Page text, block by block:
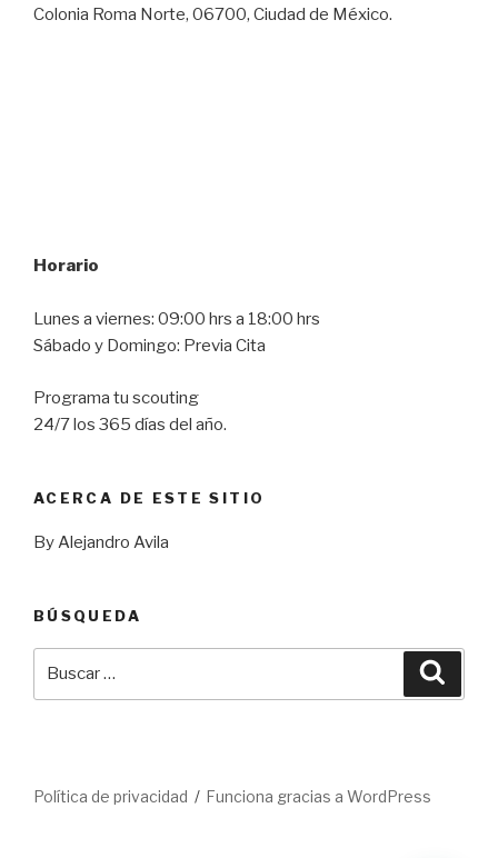
Colonia Roma Norte, 06700, Ciudad de México.
Horario
Lunes a viernes: 09:00 hrs a 18:00 hrs
Sábado y Domingo: Previa Cita
Programa tu scouting
24/7 los 365 días del año.
ACERCA DE ESTE SITIO
By Alejandro Avila
BÚSQUEDA
Política de privacidad Funciona gracias a WordPress